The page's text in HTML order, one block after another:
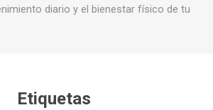
diario y el bienestar físico de tu
Etiquetas